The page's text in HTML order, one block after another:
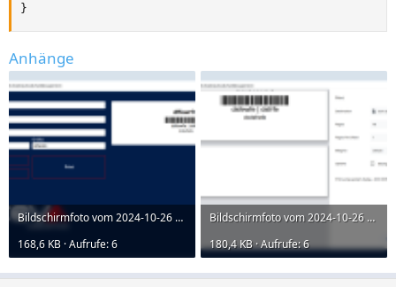
}
Anhänge
Bildschirmfoto vom 2024-10-26 19-34-55.png
168,6 KB · Aufrufe: 6
Bildschirmfoto vom 2024-10-26 19-35-03.png
180,4 KB · Aufrufe: 6